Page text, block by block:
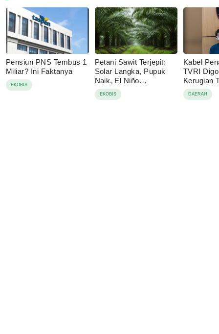
Pensiun PNS Tembus 1
Miliar? Ini Faktanya
EKOBIS
Petani Sawit Terjepit:
Solar Langka, Pupuk
Naik, El Niño
Mengancam
EKOBIS
Kabel
TVRI
Kerugian
Juta
DAERAH